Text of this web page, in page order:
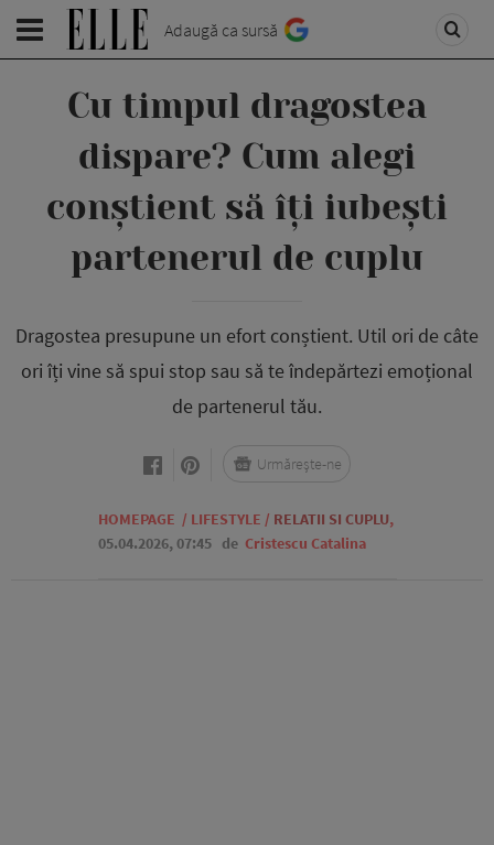
Adaugă ca sursă
Cu timpul dragostea
dispare? Cum alegi
conștient să îți iubești
partenerul de cuplu
Dragostea presupune un efort conștient. Util ori de câte
ori îți vine să spui stop sau să te îndepărtezi emoțional
de partenerul tău.
HOMEPAGE / LIFESTYLE / RELATII SI CUPLU,
05.04.2026, 07:45 de Cristescu Catalina
Urmărește-ne